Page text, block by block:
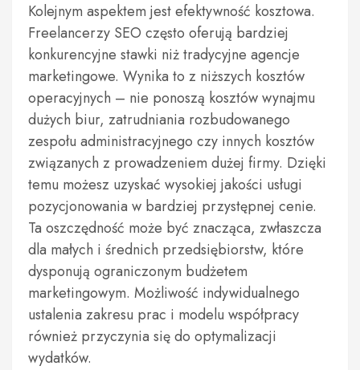
Kolejnym aspektem jest efektywność kosztowa.
Freelancerzy SEO często oferują bardziej
konkurencyjne stawki niż tradycyjne agencje
marketingowe. Wynika to z niższych kosztów
operacyjnych – nie ponoszą kosztów wynajmu
dużych biur, zatrudniania rozbudowanego
zespołu administracyjnego czy innych kosztów
związanych z prowadzeniem dużej firmy. Dzięki
temu możesz uzyskać wysokiej jakości usługi
pozycjonowania w bardziej przystępnej cenie.
Ta oszczędność może być znacząca, zwłaszcza
dla małych i średnich przedsiębiorstw, które
dysponują ograniczonym budżetem
marketingowym. Możliwość indywidualnego
ustalenia zakresu prac i modelu współpracy
również przyczynia się do optymalizacji
wydatków.